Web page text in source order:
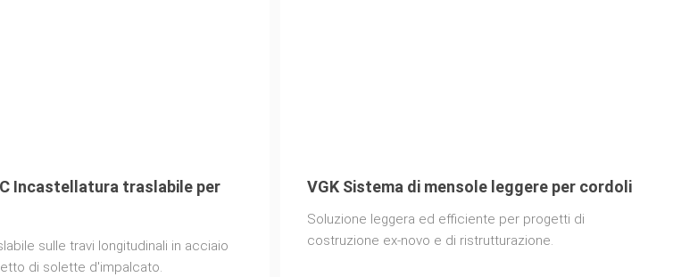
Incastellatura traslabile per
sulle travi longitudinali in acciaio
di solette d'impalcato.
VGK Sistema di mensole leggere per cordoli
Soluzione leggera ed efficiente per progetti di
costruzione ex-novo e di ristrutturazione.